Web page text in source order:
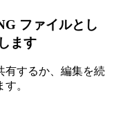
ファイルとし
ます
有するか、編集を続
。